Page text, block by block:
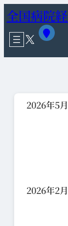
全国病院
X
ア
イ
ン
2026年5
2026年2